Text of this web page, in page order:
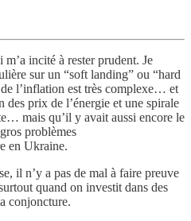
incité à rester prudent. Je
sur un “soft landing” ou “hard
l’inflation est très complexe… et
des prix de l’énergie et une spirale
mais qu’il y avait aussi encore le
problèmes
en Ukraine.
il n’y a pas de mal à faire preuve
quand on investit dans des
conjoncture.